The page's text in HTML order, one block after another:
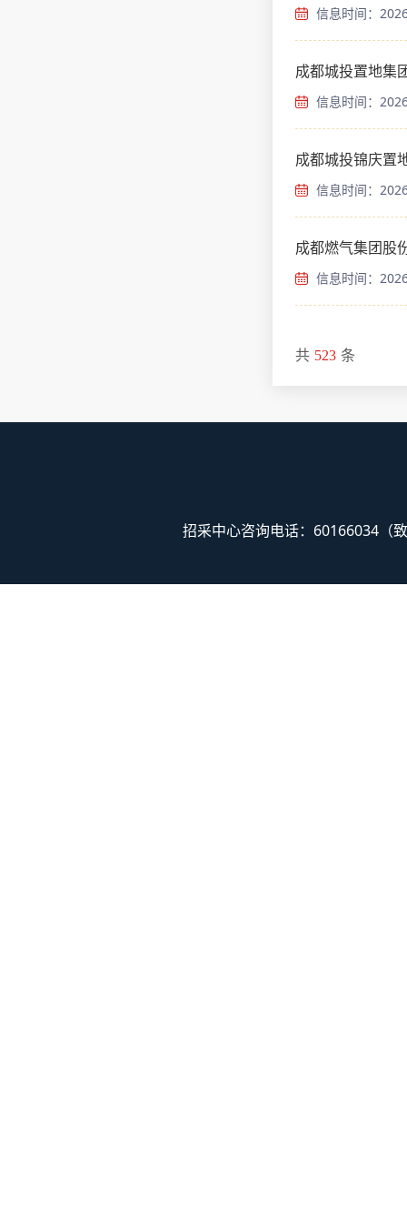
信息时间：
成都城投置地集
信息时间：
成都城投锦庆置
信息时间：
成都燃气集团股
信息时间：
共 523 条
招采中心咨询电话：60166034（